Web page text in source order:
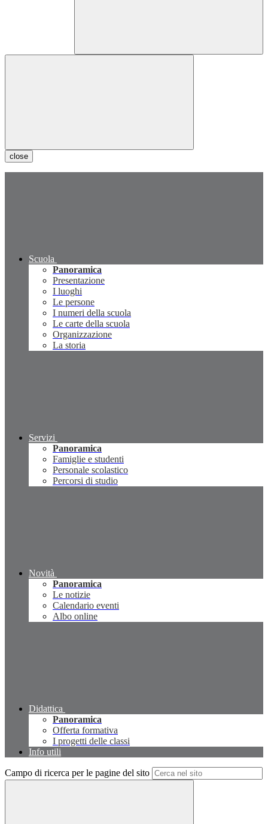
close
Scuola
Panoramica
Presentazione
I luoghi
Le persone
I numeri della scuola
Le carte della scuola
Organizzazione
La storia
Servizi
Panoramica
Famiglie e studenti
Personale scolastico
Percorsi di studio
Novità
Panoramica
Le notizie
Calendario eventi
Albo online
Didattica
Panoramica
Offerta formativa
I progetti delle classi
Info utili
Campo di ricerca per le pagine del sito